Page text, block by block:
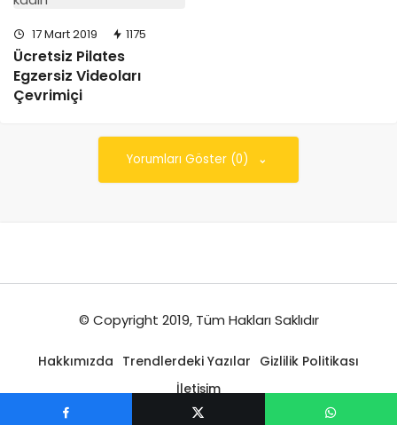
17 Mart 2019 1175
Ücretsiz Pilates
Egzersiz Videoları
Çevrimiçi
Yorumları Göster (0)
© Copyright 2019, Tüm Hakları Saklıdır
Hakkımızda Trendlerdeki Yazılar Gizlilik Politikası
İletişim